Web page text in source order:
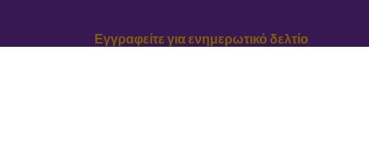
Εγγραφείτε για ενημερωτικό δελτίο